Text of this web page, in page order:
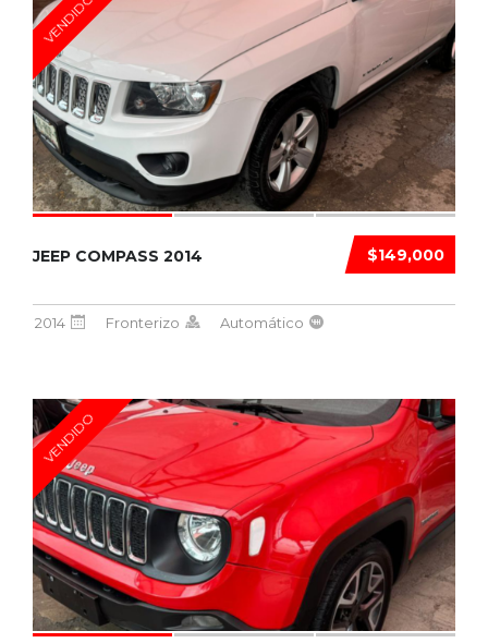
VENDIDO
$149,000
JEEP COMPASS 2014
2014 Fronterizo Automático
VENDIDO